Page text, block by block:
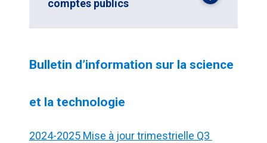
comptes publics
Bulletin d’information sur la science
et la technologie
2024-2025 Mise à jour trimestrielle Q3